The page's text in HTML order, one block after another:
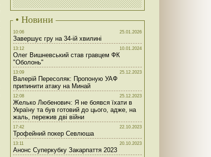
• Новини
10:06 25.01.2026
Завершує гру на 34-ій хвилині
13:12 10.01.2024
Олег Вишневський став гравцем ФК
"Оболонь"
13:09 25.12.2023
Валерій Пересоляк: Пропоную УАФ
припинити атаку на Минай
12:08 25.12.2023
Желько Любенович: Я не боявся їхати в
Україну та був готовий до цього, адже, на
жаль, пережив дві війни
17:42 22.10.2023
Трофейний покер Севлюша
13:11 20.10.2023
Анонс Суперкубку Закарпаття 2023